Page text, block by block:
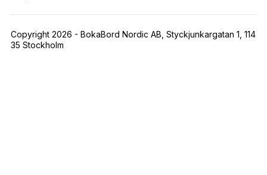
Copyright 2026 - BokaBord Nordic AB, Styckjunkargatan 1, 114
35 Stockholm